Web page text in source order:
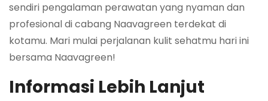
sendiri pengalaman perawatan yang nyaman dan
profesional di cabang Naavagreen terdekat di
kotamu. Mari mulai perjalanan kulit sehatmu hari ini
bersama Naavagreen!
Informasi Lebih Lanjut